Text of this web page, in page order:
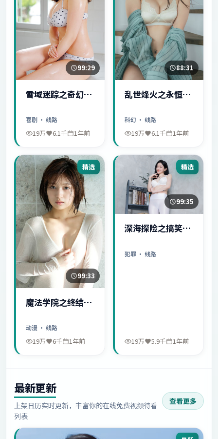
99:29
雪域迷踪之奇幻冒
喜剧 · 线路
19万 6.1千 1年前
88:31
乱世烽火之永恒爱
科幻 · 线路
19万 6.1千 1年前
精选
99:33
魔法学院之终结序
动漫 · 线路
19万 6千 1年前
精选
99:35
深海探险之搞笑日
犯罪 · 线路
19万 5.9千 1年前
最新更新
上架日历实时更新，丰富你的在线免费视频待看
列表
查看更多